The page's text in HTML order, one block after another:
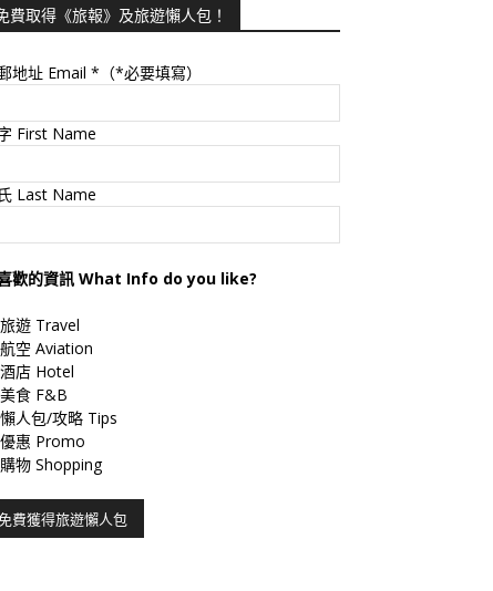
費取得《旅報》及旅遊懶人包！
地址 Email *（*必要填寫）
First Name
Last Name
歡的資訊 What Info do you like?
旅遊 Travel
航空 Aviation
酒店 Hotel
美食 F&B
懶人包/攻略 Tips
優惠 Promo
購物 Shopping